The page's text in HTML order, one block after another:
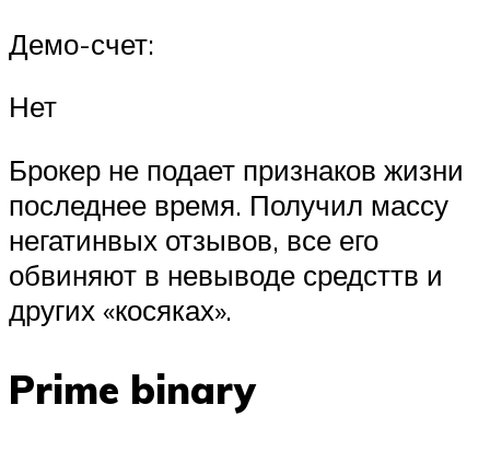
Демо-счет:
Нет
Брокер не подает признаков жизни
последнее время. Получил массу
негатинвых отзывов, все его
обвиняют в невыводе средсттв и
других «косяках».
Prime binary